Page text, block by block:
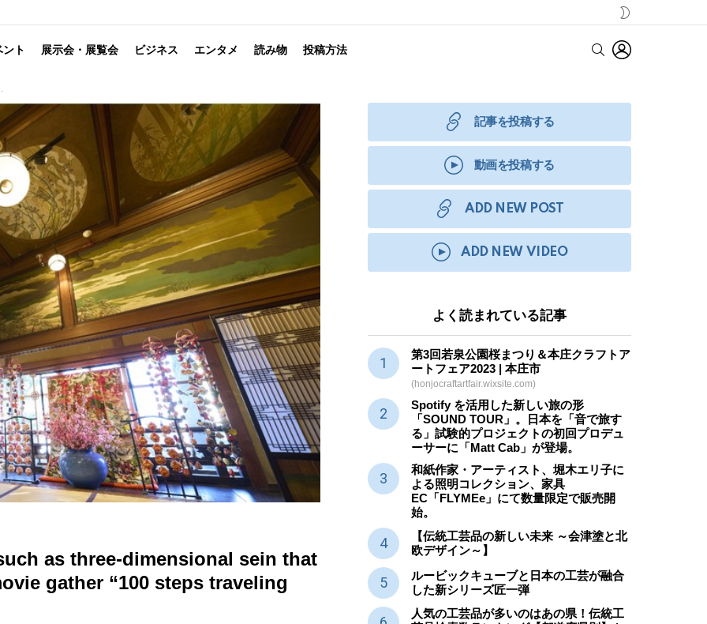
SKIN
ント 展示会・展覧会 ビジネス エンタメ 読み物 投稿方法 SEARCH
as three-dimensional sein that
gather “100 steps traveling
記事を投稿する
動画を投稿する
ADD NEW POST
ADD NEW VIDEO
よく読まれている記事
第3回若泉公園桜まつり＆本庄クラフトア
ートフェア2023 | 本庄市
(honjocraftartfair.wixsite.com)
Spotify を活用した新しい旅の形
「SOUND TOUR」。日本を「音で旅す
る」試験的プロジェクトの初回プロデュ
ーサーに「Matt Cab」が登場。
和紙作家・アーティスト、堀木エリ子に
よる照明コレクション、家具
EC「FLYMEe」にて数量限定で販売開
始。
【伝統工芸品の新しい未来 ～会津塗と北
欧デザイン～】
ルービックキューブと日本の工芸が融合
した新シリーズ匠一弾
人気の工芸品が多いのはあの県！伝統工